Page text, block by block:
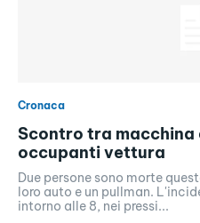
Cronaca
Scontro tra macchina
occupanti vettura
Due persone sono morte
loro auto e un pullman.
intorno alle 8, nei pressi...